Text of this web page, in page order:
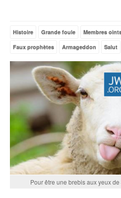
Histoire Grande foule Membres
Faux prophètes
Armageddon Salut
Pour être une brebis aux yeux